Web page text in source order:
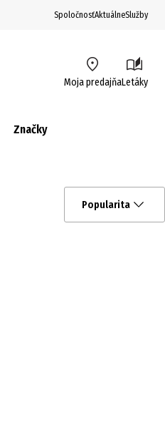
SpoločnosťAktuálneSlužby
Moja predajňaLetáky
Značky
Popularita